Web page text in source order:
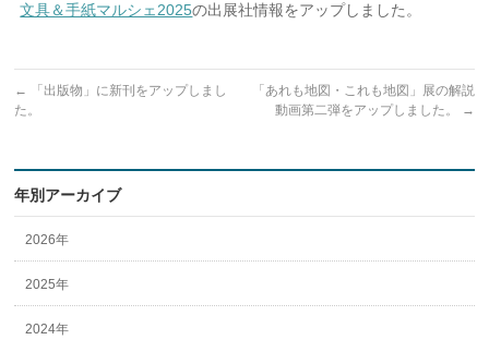
文具＆手紙マルシェ2025の出展社情報をアップしました。
←
「出版物」に新刊をアップしまし
た。
「あれも地図・これも地図」展の解説
動画第二弾をアップしました。
→
年別アーカイブ
2026年
2025年
2024年